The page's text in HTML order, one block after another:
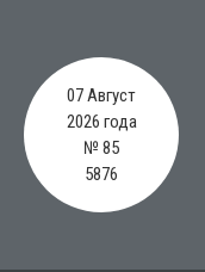
07 Август
2026 года
№ 85
5876